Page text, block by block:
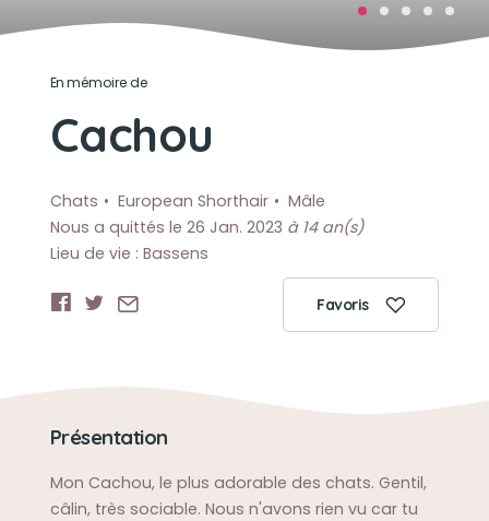
En mémoire de
Cachou
Chats European Shorthair
Mâle
Nous a quittés le 26 Jan. 2023 à 14 an(s)
Lieu de vie : Bassens
Favoris
Présentation
Mon Cachou, le plus adorable des chats. Gentil,
câlin, très sociable. Nous n'avons rien vu car tu